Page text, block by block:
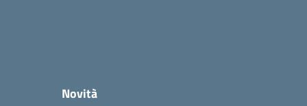
Novità